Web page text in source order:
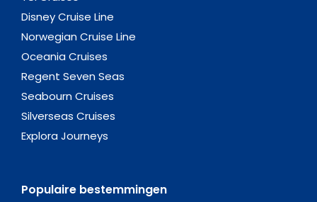
Disney Cruise Line
Norwegian Cruise Line
Oceania Cruises
Regent Seven Seas
Seabourn Cruises
Silverseas Cruises
Explora Journeys
Populaire bestemmingen